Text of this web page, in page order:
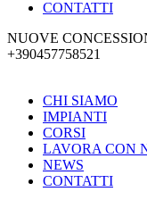
CONTATTI
NUOVE
+390457758521
CHI SIAMO
IMPIANTI
CORSI
LAVORA CON
NEWS
CONTATTI